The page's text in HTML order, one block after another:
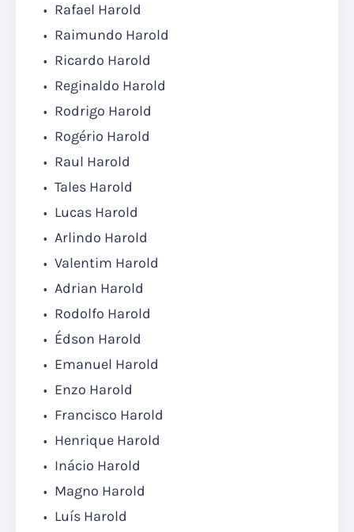
Rafael Harold
Raimundo Harold
Ricardo Harold
Reginaldo Harold
Rodrigo Harold
Rogério Harold
Raul Harold
Tales Harold
Lucas Harold
Arlindo Harold
Valentim Harold
Adrian Harold
Rodolfo Harold
Édson Harold
Emanuel Harold
Enzo Harold
Francisco Harold
Henrique Harold
Inácio Harold
Magno Harold
Luís Harold